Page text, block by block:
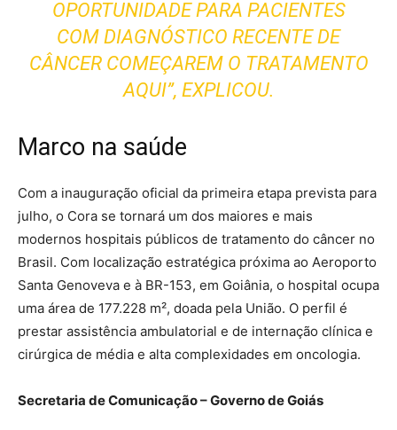
OPORTUNIDADE PARA PACIENTES
COM DIAGNÓSTICO RECENTE DE
CÂNCER COMEÇAREM O TRATAMENTO
AQUI”, EXPLICOU.
Marco na saúde
Com a inauguração oficial da primeira etapa prevista para
julho, o Cora se tornará um dos maiores e mais
modernos hospitais públicos de tratamento do câncer no
Brasil. Com localização estratégica próxima ao Aeroporto
Santa Genoveva e à BR-153, em Goiânia, o hospital ocupa
uma área de 177.228 m², doada pela União. O perfil é
prestar assistência ambulatorial e de internação clínica e
cirúrgica de média e alta complexidades em oncologia.
Secretaria de Comunicação – Governo de Goiás